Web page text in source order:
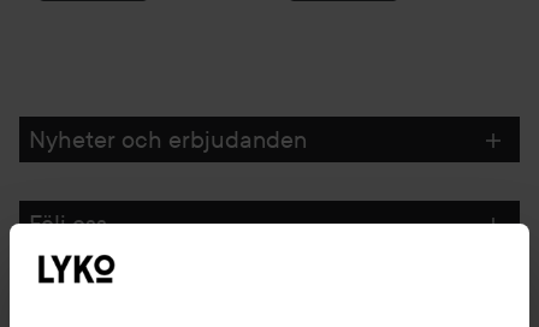
Nyheter och erbjudanden
Följ oss